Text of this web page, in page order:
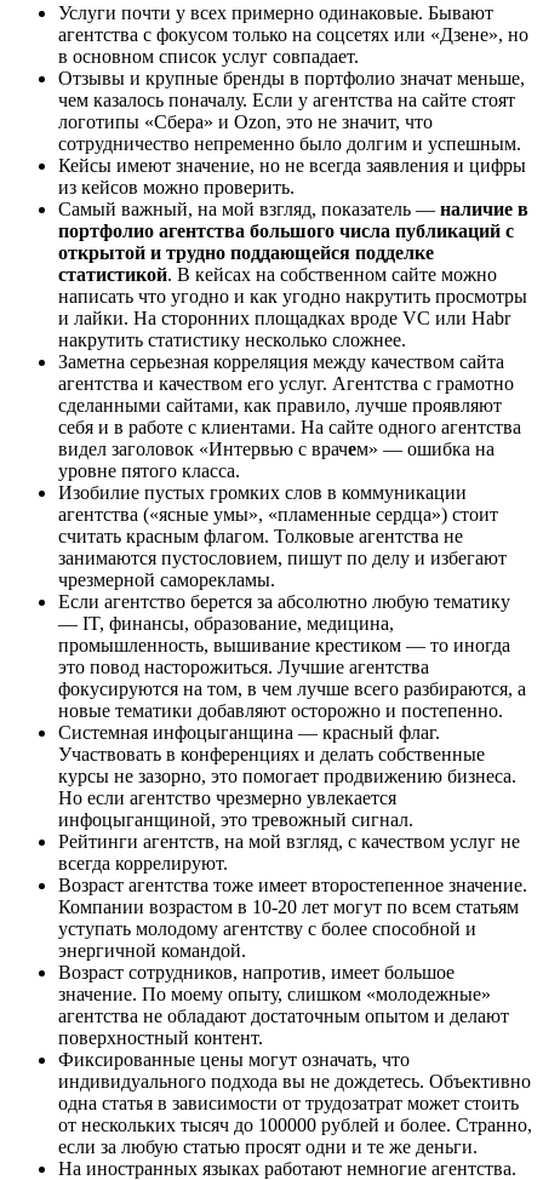
Услуги почти у всех примерно одинаковые. Бывают
агентства с фокусом только на соцсетях или «Дзене», но
в основном список услуг совпадает.
Отзывы и крупные бренды в портфолио значат меньше,
чем казалось поначалу. Если у агентства на сайте стоят
логотипы «Сбера» и Ozon, это не значит, что
сотрудничество непременно было долгим и успешным.
Кейсы имеют значение, но не всегда заявления и цифры
из кейсов можно проверить.
Самый важный, на мой взгляд, показатель — наличие в
портфолио агентства большого числа публикаций с
открытой и трудно поддающейся подделке
статистикой. В кейсах на собственном сайте можно
написать что угодно и как угодно накрутить просмотры
и лайки. На сторонних площадках вроде VC или Habr
накрутить статистику несколько сложнее.
Заметна серьезная корреляция между качеством сайта
агентства и качеством его услуг. Агентства с грамотно
сделанными сайтами, как правило, лучше проявляют
себя и в работе с клиентами. На сайте одного агентства
видел заголовок «Интервью с врачем» — ошибка на
уровне пятого класса.
Изобилие пустых громких слов в коммуникации
агентства («ясные умы», «пламенные сердца») стоит
считать красным флагом. Толковые агентства не
занимаются пустословием, пишут по делу и избегают
чрезмерной саморекламы.
Если агентство берется за абсолютно любую тематику
— IT, финансы, образование, медицина,
промышленность, вышивание крестиком — то иногда
это повод насторожиться. Лучшие агентства
фокусируются на том, в чем лучше всего разбираются, а
новые тематики добавляют осторожно и постепенно.
Системная инфоцыганщина — красный флаг.
Участвовать в конференциях и делать собственные
курсы не зазорно, это помогает продвижению бизнеса.
Но если агентство чрезмерно увлекается
инфоцыганщиной, это тревожный сигнал.
Рейтинги агентств, на мой взгляд, с качеством услуг не
всегда коррелируют.
Возраст агентства тоже имеет второстепенное значение.
Компании возрастом в 10-20 лет могут по всем статьям
уступать молодому агентству с более способной и
энергичной командой.
Возраст сотрудников, напротив, имеет большое
значение. По моему опыту, слишком «молодежные»
агентства не обладают достаточным опытом и делают
поверхностный контент.
Фиксированные цены могут означать, что
индивидуального подхода вы не дождетесь. Объективно
одна статья в зависимости от трудозатрат может стоить
от нескольких тысяч до 100000 рублей и более. Странно,
если за любую статью просят одни и те же деньги.
На иностранных языках работают немногие агентства.